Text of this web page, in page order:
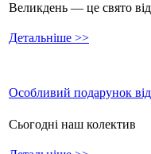
Великдень — це свято
Детальніше >>
Особливий подарунок
Сьогодні наш колектив